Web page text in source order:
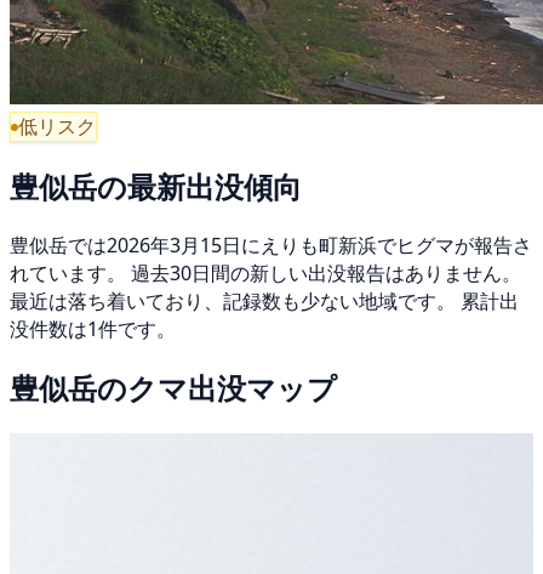
低リスク
豊似岳の最新出没傾向
豊似岳では2026年3月15日にえりも町新浜でヒグマが報告さ
れています。 過去30日間の新しい出没報告はありません。
最近は落ち着いており、記録数も少ない地域です。 累計出
没件数は1件です。
豊似岳のクマ出没マップ